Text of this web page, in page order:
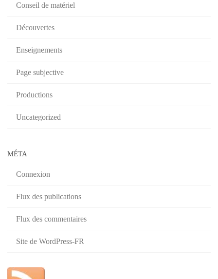
Conseil de matériel
Découvertes
Enseignements
Page subjective
Productions
Uncategorized
MÉTA
Connexion
Flux des publications
Flux des commentaires
Site de WordPress-FR